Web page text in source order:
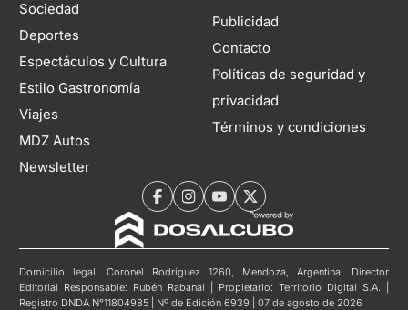
Sociedad
Deportes
Espectáculos y Cultura
Estilo Gastronomía
Viajes
MDZ Autos
Newsletter
Publicidad
Contacto
Políticas de seguridad y
privacidad
Términos y condiciones
Domicilio legal: Coronel Rodríguez 1260, Mendoza, Argentina. Director
Editorial Responsable: Rubén Rabanal | Propietario: Territorio Digital S.A. |
Registro DNDA N°11804985 | Nº de Edición 6939 | 07 de agosto de 2026